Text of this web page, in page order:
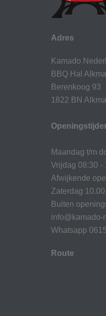
Adres
Kamado
BBQ Hal
Berenkoog 93
1822 BN
Maandag t/m
Vrijdag 08:30 -
Afwijkende
Zaterdag
Buiten
info@kamado-
Whatsapp
Route